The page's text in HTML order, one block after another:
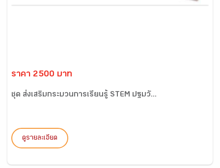
ราคา 2500 บาท
ชุด ส่งเสริมกระบวนการเรียนรู้ STEM ปฐมวั...
ดูรายละเอียด